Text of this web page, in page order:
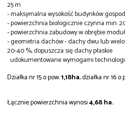
25 m
- maksymalna wysokość budynków
- powierzchnia biologicznie czynna min.
- powierzchnia zabudowy w obrębie
- geometria dachów - dachy dwu lub
20-40 %, dopuszcza się dachy płaskie
udokumentowane wymogami
Działka nr 15 o pow.1,18ha, działka nr 16 o
Łącznie powierzchnia wynosi4,68 ha.